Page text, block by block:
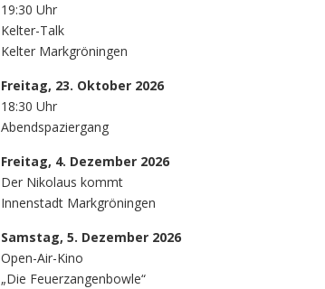
19:30 Uhr
Kelter-Talk
Kelter Markgröningen
Freitag, 23. Oktober 2026
18:30 Uhr
Abendspaziergang
Freitag, 4. Dezember 2026
Der Nikolaus kommt
Innenstadt Markgröningen
Samstag, 5. Dezember 2026
Open-Air-Kino
„Die Feuerzangenbowle“